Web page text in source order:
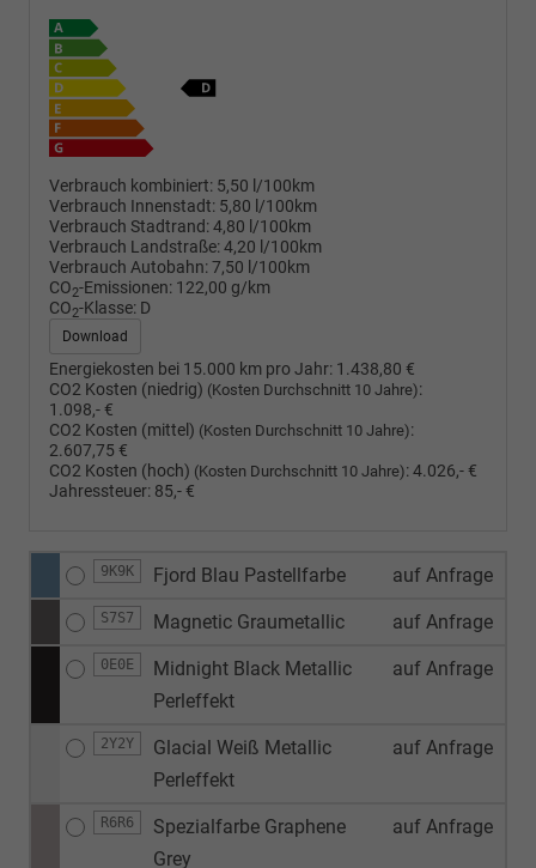
Verbrauch kombiniert: 5,50 l/100km
Verbrauch Innenstadt: 5,80 l/100km
Verbrauch Stadtrand:4,80 l/100km
Verbrauch Landstraße:4,20 l/100km
Verbrauch Autobahn:7,50 l/100km
CO2-Emissionen: 122,00 g/km
CO2-Klasse: D
Download
Energiekosten bei 15.000 km pro Jahr: 1.438,80 €
CO2 Kosten (niedrig) (Kosten Durchschnitt 10 Jahre):
1.098,- €
CO2 Kosten (mittel) (Kosten Durchschnitt 10 Jahre):
2.607,75 €
CO2 Kosten (hoch) (Kosten Durchschnitt 10 Jahre):4.026,- €
Jahressteuer: 85,- €
9K9K Fjord Blau Pastellfarbe auf Anfrage
S7S7 Magnetic Graumetallic auf Anfrage
0E0E
Midnight Black Metallic
Perleffekt
auf Anfrage
2Y2Y
Glacial Weiß Metallic
Perleffekt
auf Anfrage
R6R6
Spezialfarbe Graphene
Grey
auf Anfrage